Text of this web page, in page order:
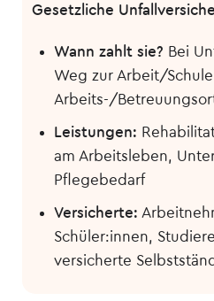
Gesetzliche
Wann zahlt sie? Bei
Weg zur Arbeit/
Arbeits-/
Leistungen:
am Arbeitsleben,
Pflegebedarf
Versicherte:
Schüler:innen,
versicherte